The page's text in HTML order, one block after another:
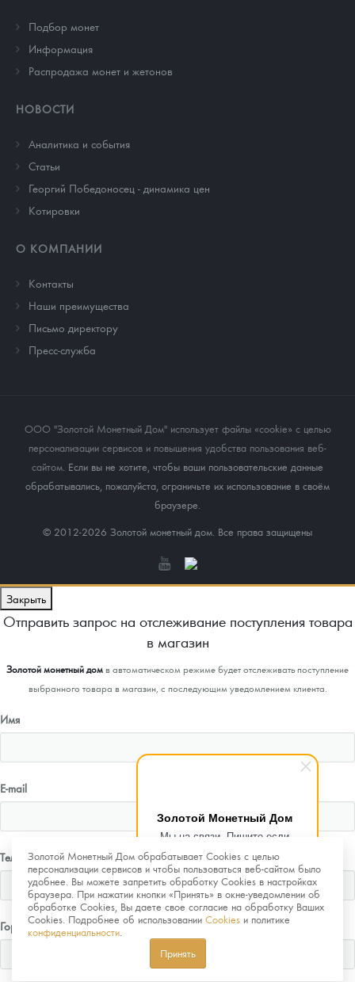
Золотой Монетный Дом
Мы на связи. Пишите если
возникнут любые вопросы.
Рады помочь.
Подбор монет
Информация
Распродажа монет и жетонов
НОВОСТИ
Аналитика и события
Cтатьи
Георгий Победоносец - динамика цен
Котировки
О КОМПАНИИ
Контакты
Наши преимущества
Письмо директору
Пресс-служба
ООО "Золотой Монетный Дом" использует файлы «cookie» с целью
персонализации сервисов и повышения удобства пользования веб-
сайтом. Если вы не хотите, чтобы ваши пользовательские данные
обрабатывались, пожалуйста, ограничьте их использование в своём
браузере.
© 2012-2026 Золотой монетный дом. Все права защищены
Золотой Монетный Дом обрабатывает Cookies с целью
персонализации сервисов и чтобы пользоваться веб-сайтом было
удобнее. Вы можете запретить обработку Cookies в настройках
браузера. При нажатии кнопки «Принять» в окне-уведомлении об
обработке Cookies, Вы даете свое согласие на обработку Ваших
Cookies. Подробнее об использовании Cookies и политике
конфиденциальности
Принять
Закрыть
Отправить запрос на отслеживание поступления товара
в магазин
Золотой монетный домв автоматическом режиме будет отслеживать поступление
выбранного товара в магазин, с последующим уведомлением клиента.
Имя
E-mail
Телефон
Город